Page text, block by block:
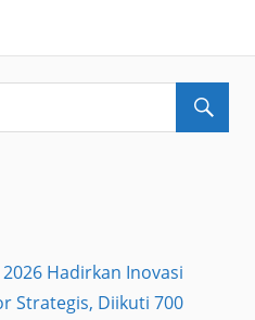
Hadirkan Inovasi
Strategis, Diikuti 700